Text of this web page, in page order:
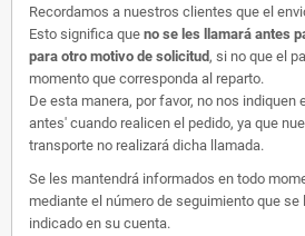
Recordamos a nuestros clientes que el
Esto significa que no se les llamará antes
para otro motivo de solicitud, si no que el
momento que corresponda al reparto.
De esta manera, por favor, no nos indiquen
antes' cuando realicen el pedido, ya que
transporte no realizará dicha llamada.
Se les mantendrá informados en todo
mediante el número de seguimiento que se
indicado en su cuenta.